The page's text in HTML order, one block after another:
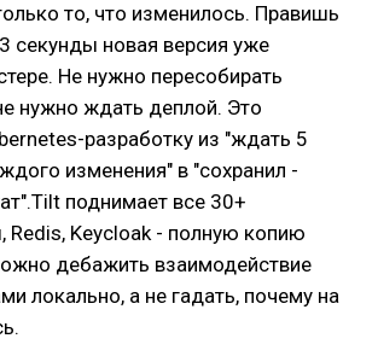
то, что изменилось. Правишь
секунды новая версия уже
Не нужно пересобирать
нужно ждать деплой. Это
разработку из "ждать 5
изменения" в "сохранил -
поднимает все 30+
Redis, Keycloak - полную копию
дебажить взаимодействие
локально, а не гадать, почему на